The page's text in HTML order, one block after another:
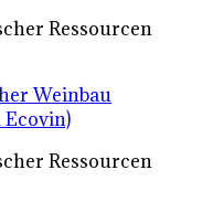
Ressourcen
Weinbau
Ressourcen